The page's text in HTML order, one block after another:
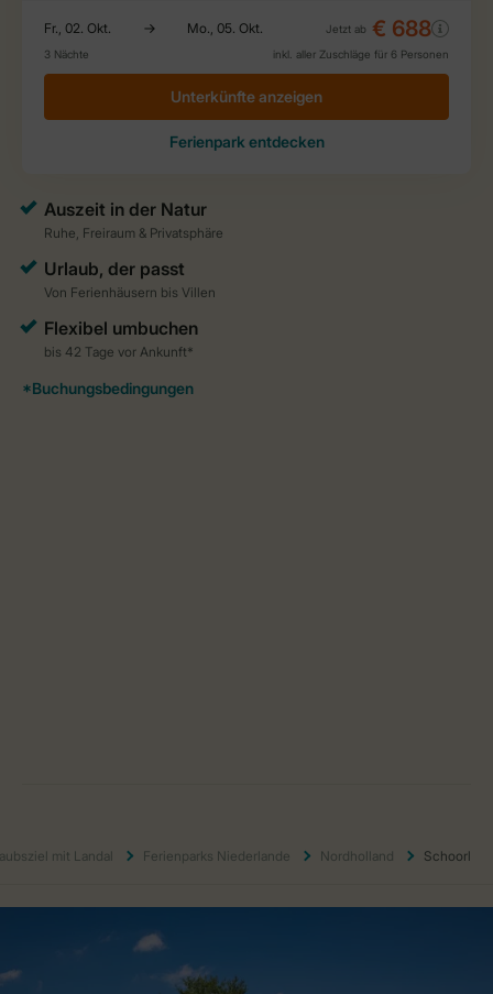
mit Landal Ferienparks Niederlande Nordholland Schoorl